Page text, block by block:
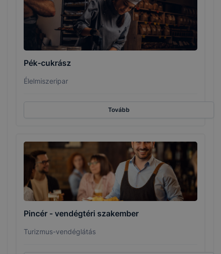
Pék-cukrász
Élelmiszeripar
Tovább
Pincér - vendégtéri szakember
Turizmus-vendéglátás